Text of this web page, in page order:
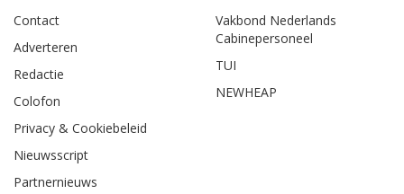
Contact
Adverteren
Redactie
Colofon
Privacy & Cookiebeleid
Nieuwsscript
Partnernieuws
Vakbond Nederlands
Cabinepersoneel
TUI
NEWHEAP